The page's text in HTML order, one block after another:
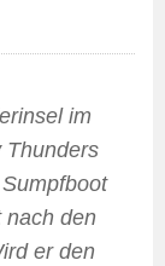
im
Thunders
nach den
er den